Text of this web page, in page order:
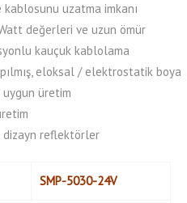
uzatma imkanı
değerleri ve uzun ömür
kauçuk kablolama
eloksal / elektrostatik boya
uygun üretim
dizayn reflektörler
SMP-5030-24V